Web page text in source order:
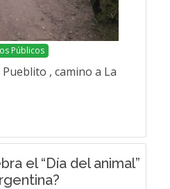
Públicos
, camino a La
el “Día del animal”